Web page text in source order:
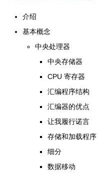
介绍
基本概念
中央处理器
中央存储器
CPU 寄存器
汇编程序结构
汇编器的优点
让我履行诺言
存储和加载程序
细分
数据移动